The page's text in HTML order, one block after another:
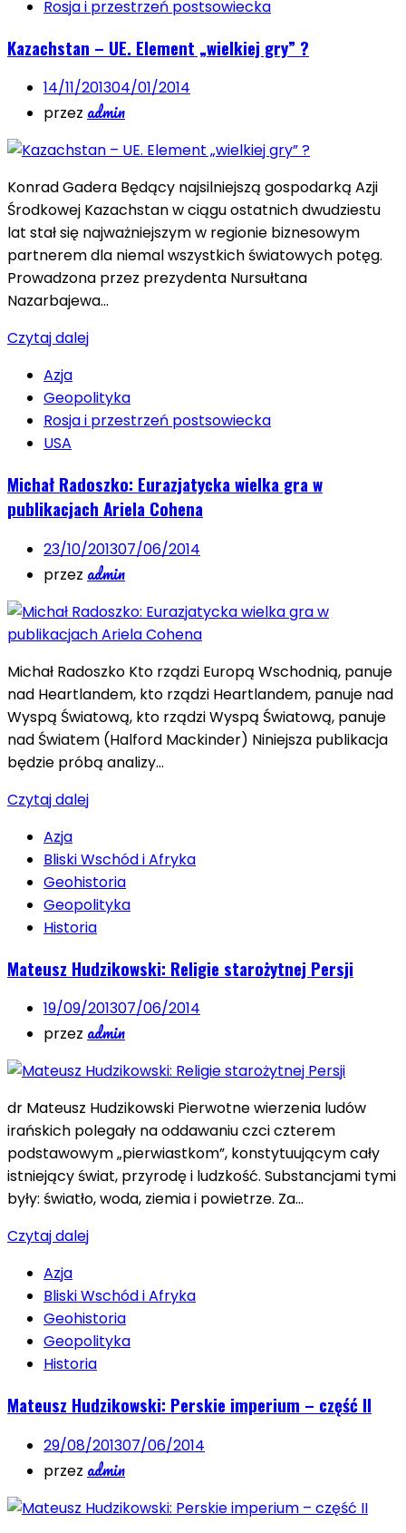
Rosja i przestrzeń postsowiecka
Kazachstan – UE. Element „wielkiej gry” ?
14/11/201304/01/2014
przez admin
Konrad Gadera Będący najsilniejszą gospodarką Azji
Środkowej Kazachstan w ciągu ostatnich dwudziestu
lat stał się najważniejszym w regionie biznesowym
partnerem dla niemal wszystkich światowych potęg.
Prowadzona przez prezydenta Nursułtana
Nazarbajewa…
Czytaj dalej
Azja
Geopolityka
Rosja i przestrzeń postsowiecka
USA
Michał Radoszko: Eurazjatycka wielka gra w
publikacjach Ariela Cohena
23/10/201307/06/2014
przez admin
Michał Radoszko Kto rządzi Europą Wschodnią, panuje
nad Heartlandem, kto rządzi Heartlandem, panuje nad
Wyspą Światową, kto rządzi Wyspą Światową, panuje
nad Światem (Halford Mackinder) Niniejsza publikacja
będzie próbą analizy…
Czytaj dalej
Azja
Bliski Wschód i Afryka
Geohistoria
Geopolityka
Historia
Mateusz Hudzikowski: Religie starożytnej Persji
19/09/201307/06/2014
przez admin
dr Mateusz Hudzikowski Pierwotne wierzenia ludów
irańskich polegały na oddawaniu czci czterem
podstawowym „pierwiastkom”, konstytuującym cały
istniejący świat, przyrodę i ludzkość. Substancjami tymi
były: światło, woda, ziemia i powietrze. Za…
Czytaj dalej
Azja
Bliski Wschód i Afryka
Geohistoria
Geopolityka
Historia
Mateusz Hudzikowski: Perskie imperium – część II
29/08/201307/06/2014
przez admin